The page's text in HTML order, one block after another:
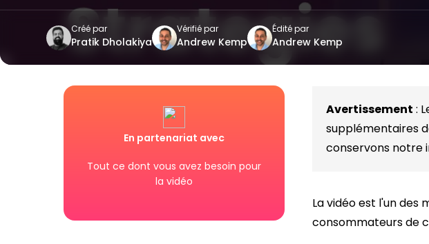
Créé par
Pratik Dholakiya
Vérifié par
Andrew Kemp
Édité par
Andrew Kemp
En partenariat avec
Tout ce dont vous avez besoin pour
la vidéo
Avertissement :
supplémentaires
conservons notre
La vidéo est l'un des
consommateurs de